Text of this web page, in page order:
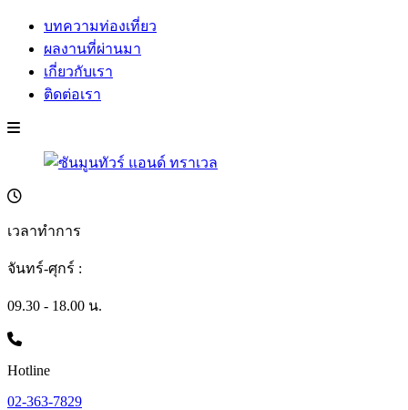
บทความท่องเที่ยว
ผลงานที่ผ่านมา
เกี่ยวกับเรา
ติดต่อเรา
เวลาทำการ
จันทร์-ศุกร์ :
09.30 - 18.00 น.
Hotline
02-363-7829